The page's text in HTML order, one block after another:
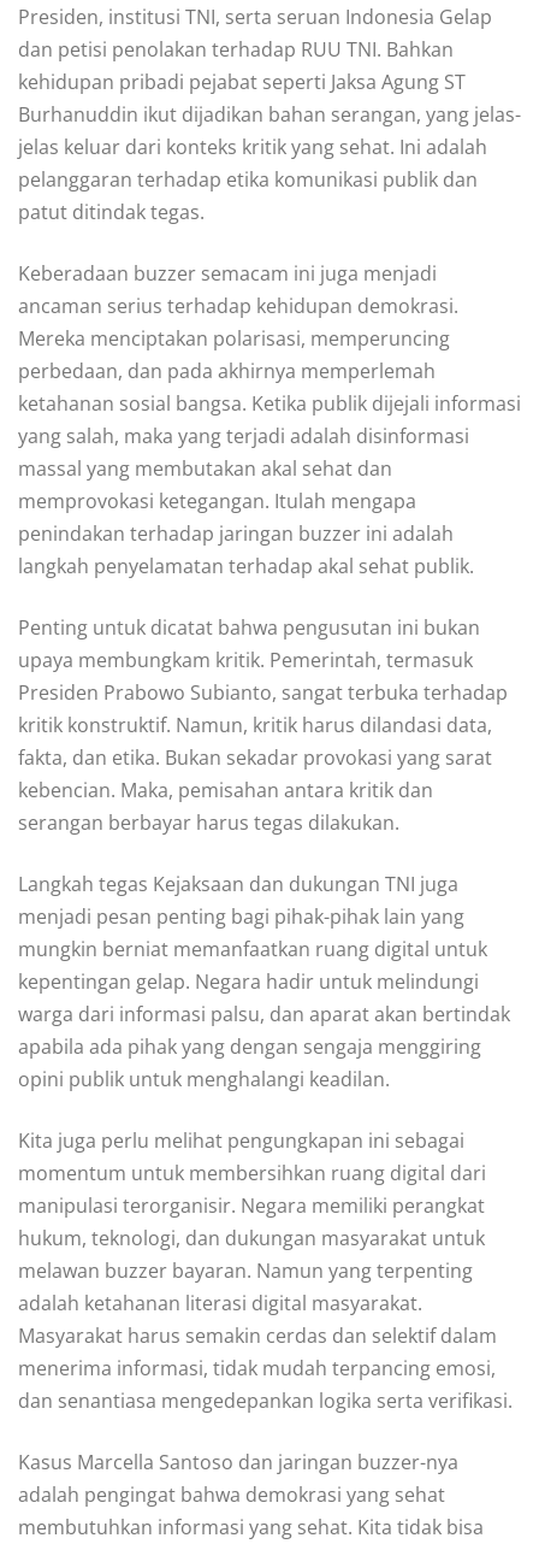
Presiden, institusi TNI, serta seruan Indonesia Gelap
dan petisi penolakan terhadap RUU TNI. Bahkan
kehidupan pribadi pejabat seperti Jaksa Agung ST
Burhanuddin ikut dijadikan bahan serangan, yang jelas-
jelas keluar dari konteks kritik yang sehat. Ini adalah
pelanggaran terhadap etika komunikasi publik dan
patut ditindak tegas.
Keberadaan buzzer semacam ini juga menjadi
ancaman serius terhadap kehidupan demokrasi.
Mereka menciptakan polarisasi, memperuncing
perbedaan, dan pada akhirnya memperlemah
ketahanan sosial bangsa. Ketika publik dijejali informasi
yang salah, maka yang terjadi adalah disinformasi
massal yang membutakan akal sehat dan
memprovokasi ketegangan. Itulah mengapa
penindakan terhadap jaringan buzzer ini adalah
langkah penyelamatan terhadap akal sehat publik.
Penting untuk dicatat bahwa pengusutan ini bukan
upaya membungkam kritik. Pemerintah, termasuk
Presiden Prabowo Subianto, sangat terbuka terhadap
kritik konstruktif. Namun, kritik harus dilandasi data,
fakta, dan etika. Bukan sekadar provokasi yang sarat
kebencian. Maka, pemisahan antara kritik dan
serangan berbayar harus tegas dilakukan.
Langkah tegas Kejaksaan dan dukungan TNI juga
menjadi pesan penting bagi pihak-pihak lain yang
mungkin berniat memanfaatkan ruang digital untuk
kepentingan gelap. Negara hadir untuk melindungi
warga dari informasi palsu, dan aparat akan bertindak
apabila ada pihak yang dengan sengaja menggiring
opini publik untuk menghalangi keadilan.
Kita juga perlu melihat pengungkapan ini sebagai
momentum untuk membersihkan ruang digital dari
manipulasi terorganisir. Negara memiliki perangkat
hukum, teknologi, dan dukungan masyarakat untuk
melawan buzzer bayaran. Namun yang terpenting
adalah ketahanan literasi digital masyarakat.
Masyarakat harus semakin cerdas dan selektif dalam
menerima informasi, tidak mudah terpancing emosi,
dan senantiasa mengedepankan logika serta verifikasi.
Kasus Marcella Santoso dan jaringan buzzer-nya
adalah pengingat bahwa demokrasi yang sehat
membutuhkan informasi yang sehat. Kita tidak bisa